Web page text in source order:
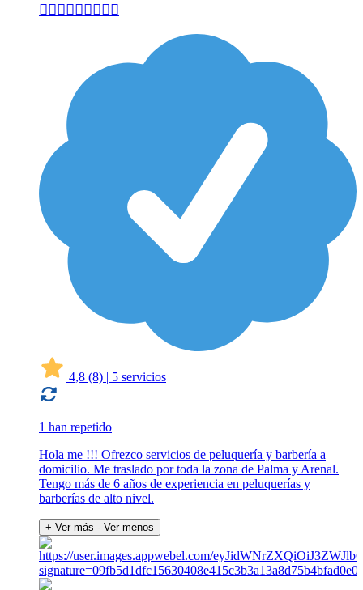
𝐒𝐀𝐍𝐓𝐈𝐀𝐆𝐎
4,8 (8) | 5 servicios
1 han repetido
Hola me !!! Ofrezco servicios de peluquería y barbería a
domicilio. Me traslado por toda la zona de Palma y Arenal.
Tengo más de 6 años de experiencia en peluquerías y
barberías de alto nivel.
+ Ver más - Ver menos